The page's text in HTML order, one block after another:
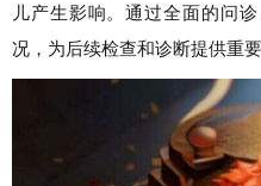
儿产生影响。通过全面的问
况，为后续检查和诊断提供重要